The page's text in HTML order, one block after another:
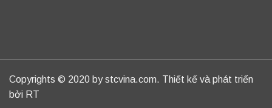
Copyrights © 2020 by stcvina.com. Thiết kế và phát triển
bởi RT